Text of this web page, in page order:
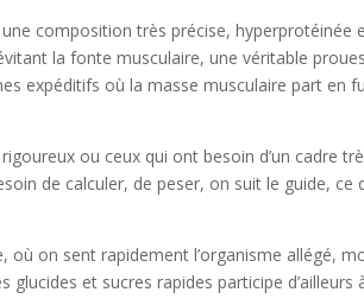
composition très précise, hyperprotéinée
la fonte musculaire, une véritable
expéditifs où la masse musculaire part en
ou ceux qui ont besoin d’un cadre
de calculer, de peser, on suit le guide, ce
où on sent rapidement l’organisme allégé,
et sucres rapides participe d’ailleurs